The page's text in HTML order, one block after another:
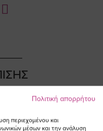
Πολιτική απορρήτου
περιεχομένου και
μέσων και την ανάλυση